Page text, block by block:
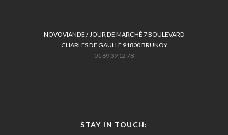
NOVOVIANDE / JOUR DE MARCHÉ 7 BOULEVARD
CHARLES DE GAULLE 91800 BRUNOY
01 69 39 12 78
STAY IN TOUCH: